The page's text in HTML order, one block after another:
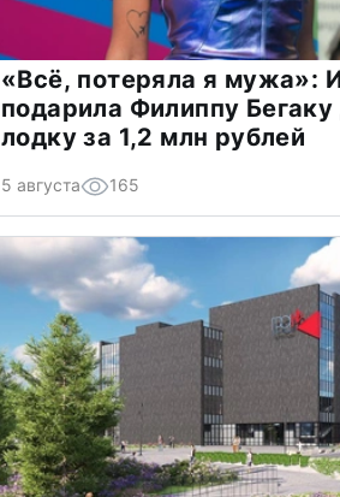
«Всё, потеряла я мужа»:
подарила Филиппу
лодку за 1,2 млн рублей
5 августа 165